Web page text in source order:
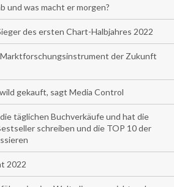
und was macht er morgen?
des ersten Chart-Halbjahres 2022
der Zukunft
gekauft, sagt Media Control
täglichen Buchverkäufe und hat die
schreiben und die TOP 10 der
2022